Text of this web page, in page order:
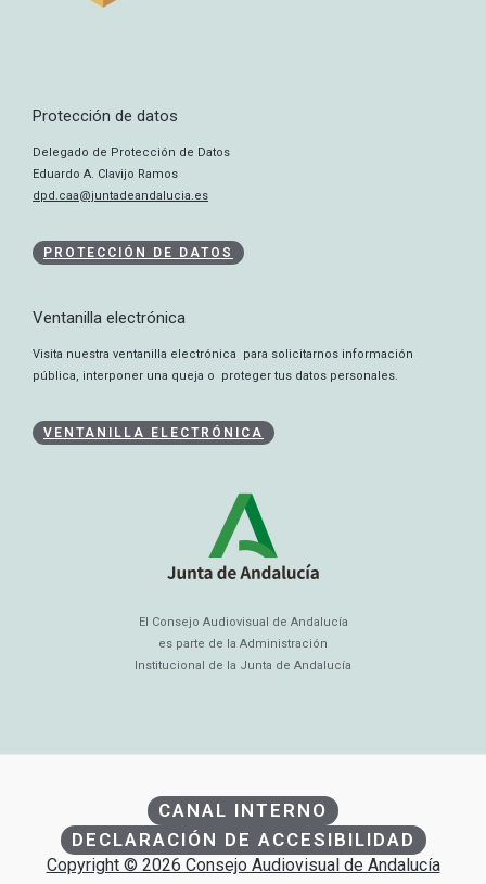
Protección de datos
Delegado de Protección de Datos
Eduardo A. Clavijo Ramos
dpd.caa@juntadeandalucia.es
PROTECCIÓN DE DATOS
Ventanilla electrónica
Visita nuestra ventanilla electrónica para solicitarnos información
pública, interponer una queja o proteger tus datos personales.
VENTANILLA ELECTRÓNICA
El Consejo Audiovisual de Andalucía
es parte de la Administración
Institucional de la Junta de Andalucía
CANAL INTERNO
DECLARACIÓN DE ACCESIBILIDAD
Copyright © 2026 Consejo Audiovisual de Andalucía